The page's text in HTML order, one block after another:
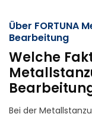
Über FORTUNA
Bearbeitung
Welche
Bei der